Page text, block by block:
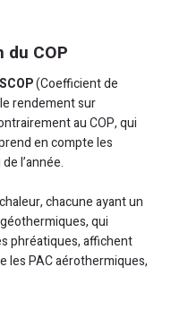
COP
SCOP(Coefficient de
rendement sur
au COP, qui
en compte les
l’année.
chacune ayant un
qui
phréatiques, affichent
les PAC aérothermiques,